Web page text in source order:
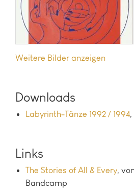
Bilder anzeigen
Downloads
Labyrinth-Tänze 1992 / 1994,
Links
The Stories of All & Every,
Bandcamp